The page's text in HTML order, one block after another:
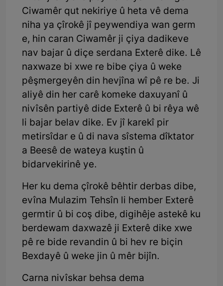
Ciwamêr qut nekiriye û heta vê dema
niha ya çîrokê jî peywendiya wan germ
e, hin caran Ciwamêr ji çiya dadikeve
nav bajar û diçe serdana Exterê dike. Lê
naxwaze bi xwe re bibe çiya û weke
pêşmergeyên din hevjîna wî pê re be. Ji
aliyê din her carê komeke daxuyanî û
nivîsên partiyê dide Exterê û bi rêya wê
li bajar belav dike. Ev jî karekî pir
metirsîdar e û di nava sîstema dîktator
a Beesê de wateya kuştin û
bidarvekirinê ye.
Her ku dema çîrokê bêhtir derbas dibe,
evîna Mulazim Tehsîn li hember Exterê
germtir û bi coş dibe, digihêje astekê ku
berdewam daxwazê ji Exterê dike xwe
pê re bide revandin û bi hev re biçin
Bexdayê û weke jin û mêr bijîn.
Carna nivîskar behsa dema